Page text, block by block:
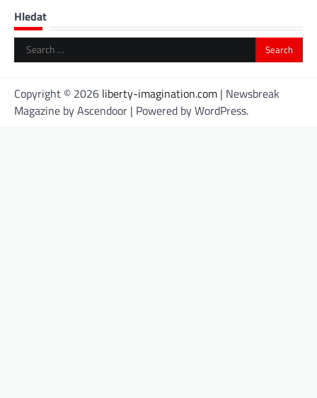
Hledat
Search
for:
Copyright © 2026 liberty-imagination.com | Newsbreak
Magazine byAscendoor | Powered byWordPress.